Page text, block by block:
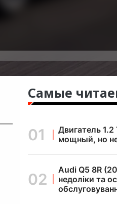
Самые
Двигатель
мощный, но
Audi Q5 8R
недоліки та